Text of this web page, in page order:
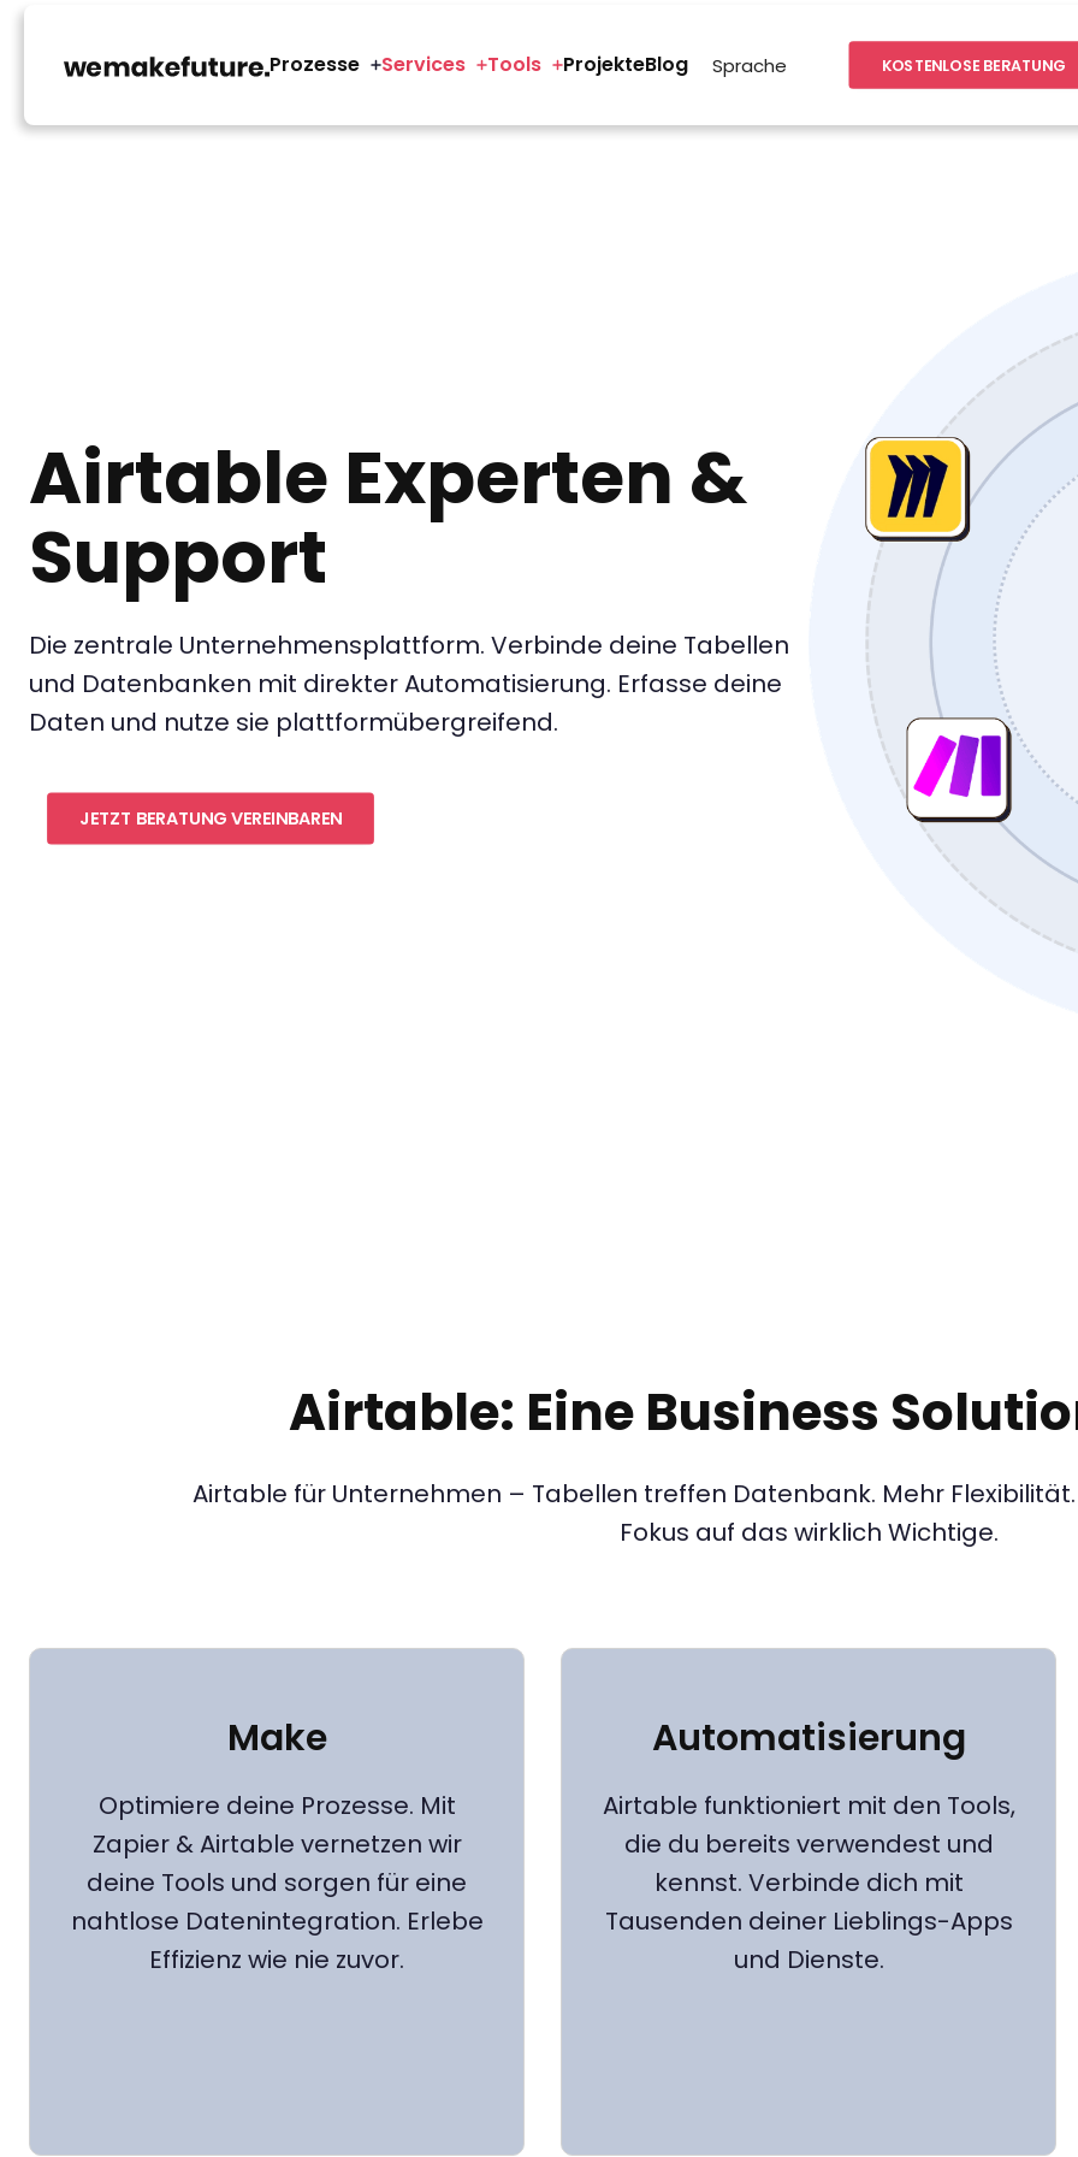
Prozesse Services Tools ProjekteBlog Sprache KOSTENLOSE BERATUNG
Airtable Experten &
Support
Die zentrale Unternehmensplattform. Verbinde deine Tabellen
und Datenbanken mit direkter Automatisierung. Erfasse deine
Daten und nutze sie plattformübergreifend.
JETZT BERATUNG VEREINBAREN
Airtable: Eine Business
Airtable für Unternehmen – Tabellen treffen Datenbank. Mehr
Fokus auf das wirklich Wichtige.
Make
Optimiere deine Prozesse. Mit
Zapier & Airtable vernetzen wir
deine Tools und sorgen für eine
nahtlose Datenintegration. Erlebe
Effizienz wie nie zuvor.
Automatisierung
Airtable funktioniert mit den Tools,
die du bereits verwendest und
kennst. Verbinde dich mit
Tausenden deiner Lieblings-Apps
und Dienste.